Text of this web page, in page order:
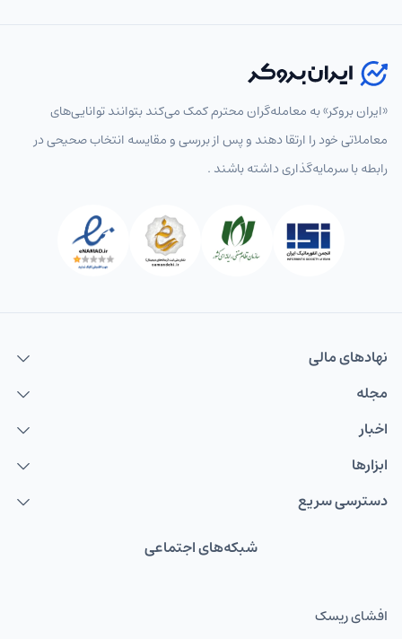
«ایران بروکر» به معامله‌گران محترم کمک می‌کند بتوانند توانایی‌های
معاملاتی خود را ارتقا دهند و پس از بررسی و مقایسه انتخاب‌ صحیحی در
رابطه با سرمایه‌گذاری داشته باشند .
نهاد‌های مالی
مجله
اخبار
ابزارها
دسترسی سریع
شبکه‌های اجتماعی
افشای ریسک